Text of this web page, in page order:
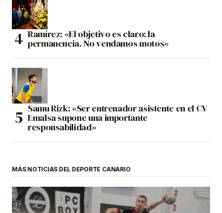
Ramírez: «El objetivo es claro: la
permanencia. No vendamos motos»
Samu Rizk: «Ser entrenador asistente en el CV
Emalsa supone una importante
responsabilidad»
MÁS NOTICIAS DEL DEPORTE CANARIO